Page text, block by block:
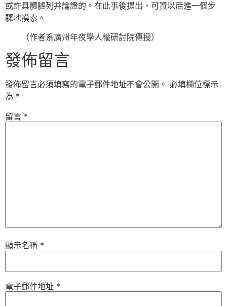
或許具體臚列并論證的。在此事後提出，可資以后進一個步
驟地摸索。
（作者系廣州年夜學人權研討院傳授）
發佈留言
發佈留言必須填寫的電子郵件地址不會公開。 必填欄位標示
為 *
留言 *
顯示名稱 *
電子郵件地址 *